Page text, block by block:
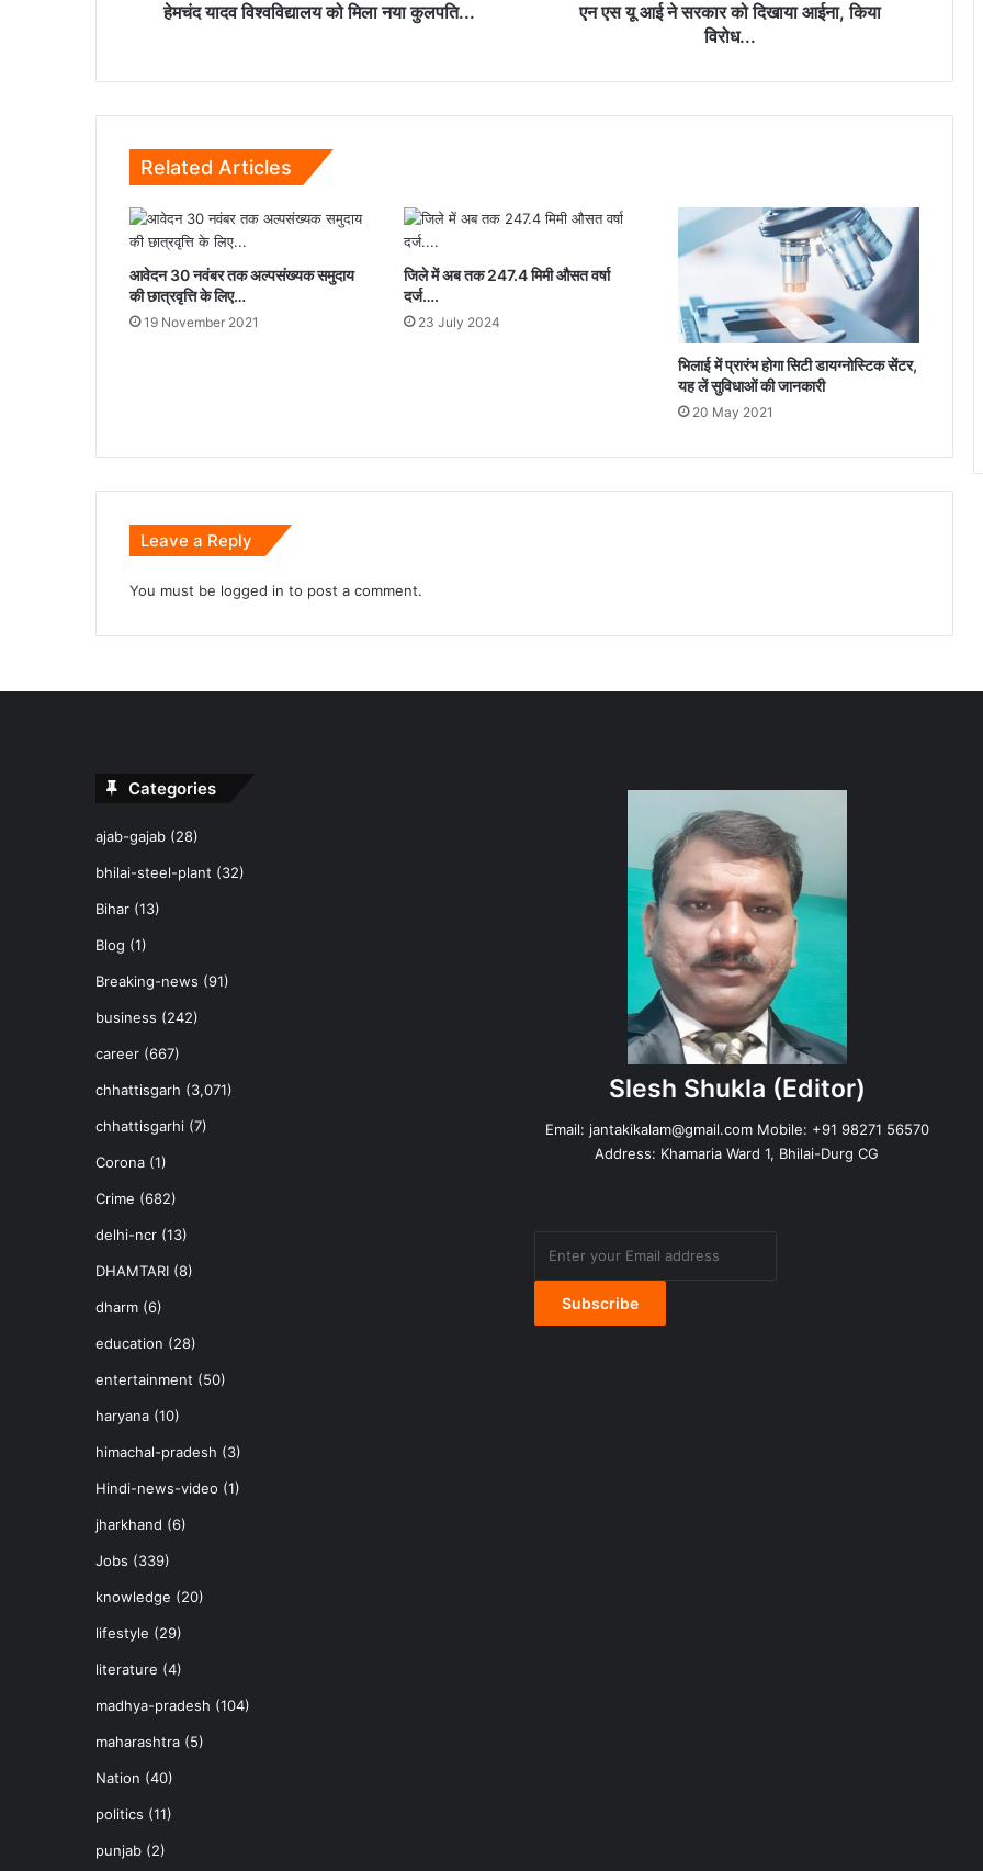
हेमचंद यादव विश्वविद्यालय को मिला नया कुलपति...
एन एस यू आई ने सरकार को दिखाया आईना, किया
विरोध...
Related Articles
आवेदन 30 नवंबर तक अल्पसंख्यक समुदाय
की छात्रवृत्ति के लिए…
19 November 2021
जिले में अब तक 247.4 मिमी औसत वर्षा
दर्ज….
23 July 2024
भिलाई में प्रारंभ होगा सिटी डायग्नोस्टिक सेंटर,
यह लें सुविधाओं की जानकारी
20 May 2021
Leave a Reply
You must be logged in to post a comment.
Categories
ajab-gajab (28)
bhilai-steel-plant (32)
Bihar (13)
Blog (1)
Breaking-news (91)
business (242)
career (667)
chhattisgarh (3,071)
chhattisgarhi (7)
Corona (1)
Crime (682)
delhi-ncr (13)
DHAMTARI (8)
dharm (6)
education (28)
entertainment (50)
haryana (10)
himachal-pradesh (3)
Hindi-news-video (1)
jharkhand (6)
Jobs (339)
knowledge (20)
lifestyle (29)
literature (4)
madhya-pradesh (104)
maharashtra (5)
Nation (40)
politics (11)
punjab (2)
Slesh Shukla (Editor)
Email: jantakikalam@gmail.comMobile: +91 98271 56570
Address: Khamaria Ward 1, Bhilai-Durg CG
your
Email
address